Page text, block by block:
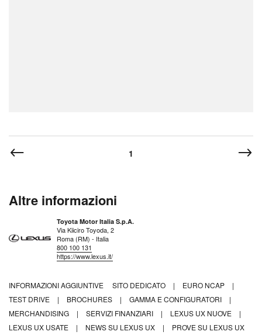
1
Altre informazioni
Toyota Motor Italia S.p.A.
Via Kiiciro Toyoda, 2
Roma (RM) - Italia
800 100 131
https://www.lexus.it/
INFORMAZIONI AGGIUNTIVE SITO DEDICATO | EURO NCAP
|
TEST DRIVE
| BROCHURES | GAMMA E CONFIGURATORI
|
MERCHANDISING
| SERVIZI FINANZIARI | LEXUS UX NUOVE
|
LEXUS UX USATE
| NEWS SU LEXUS UX |
PROVE SU LEXUS UX